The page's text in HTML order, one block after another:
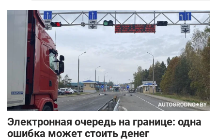
Электронная очередь на границе: одна
ошибка может стоить денег